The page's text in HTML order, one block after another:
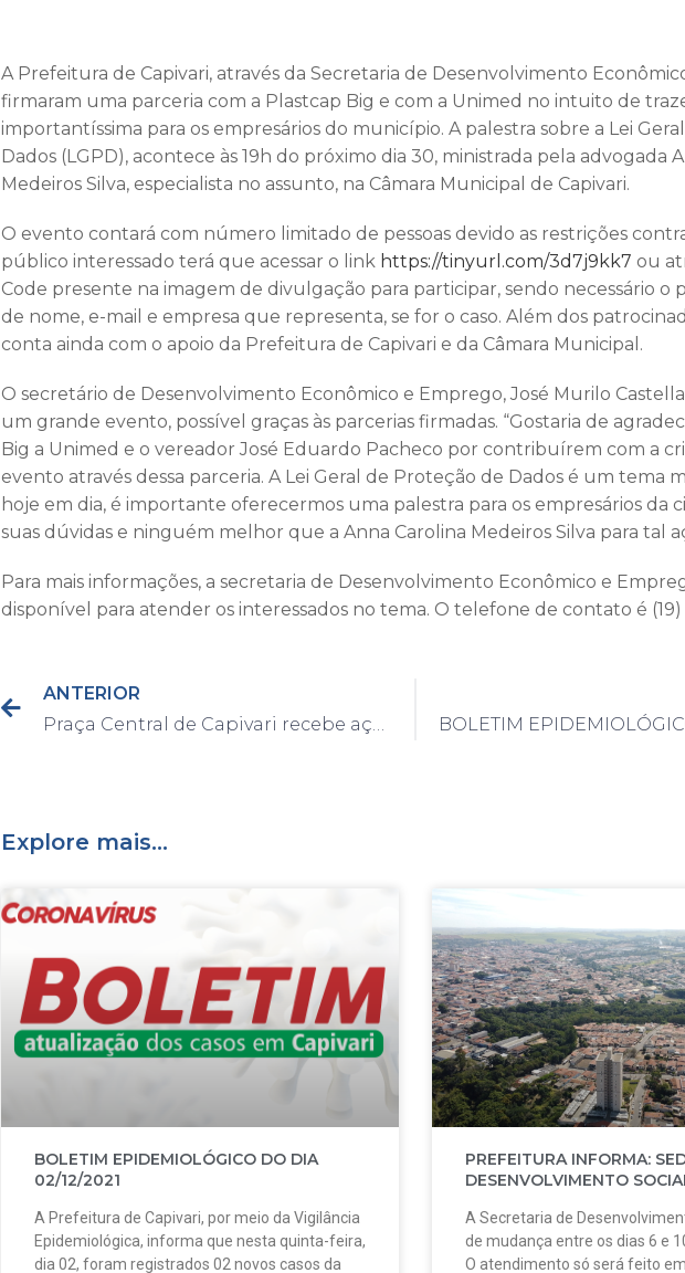
A Prefeitura de Capivari, através da Secretaria de Desenvolvimento
firmaram uma parceria com a Plastcap Big e com a Unimed no intuito de
importantíssima para os empresários do município. A palestra sobre a Lei
Dados (LGPD), acontece às 19h do próximo dia 30, ministrada pela advogada
Medeiros Silva, especialista no assunto, na Câmara Municipal de Capivari.
O evento contará com número limitado de pessoas devido as restrições contra
público interessado terá que acessar o link https://tinyurl.com/3d7j9kk7 ou
Code presente na imagem de divulgação para participar, sendo necessário o
de nome, e-mail e empresa que representa, se for o caso. Além dos
conta ainda com o apoio da Prefeitura de Capivari e da Câmara Municipal.
O secretário de Desenvolvimento Econômico e Emprego, José Murilo
um grande evento, possível graças às parcerias firmadas. “Gostaria de
Big a Unimed e o vereador José Eduardo Pacheco por contribuírem com a
evento através dessa parceria. A Lei Geral de Proteção de Dados é um tema
hoje em dia, é importante oferecermos uma palestra para os empresários da
suas dúvidas e ninguém melhor que a Anna Carolina Medeiros Silva para tal
Para mais informações, a secretaria de Desenvolvimento Econômico e
disponível para atender os interessados no tema. O telefone de contato é (19)
ANTERIOR
Praça Central de Capivari recebe ações de podas e cortes de árvores
Explore mais...
BOLETIM EPIDEMIOLÓGICO DO DIA
02/12/2021
A Prefeitura de Capivari, por meio da Vigilância
Epidemiológica, informa que nesta quinta-feira,
dia 02, foram registrados 02 novos casos da
PREFEITURA INFORMA:
DESENVOLVIMENTO
A Secretaria de
de mudança entre os dias 6 e
O atendimento só será feito